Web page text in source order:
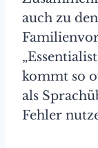
auch zu
kommt so
als
Fehler